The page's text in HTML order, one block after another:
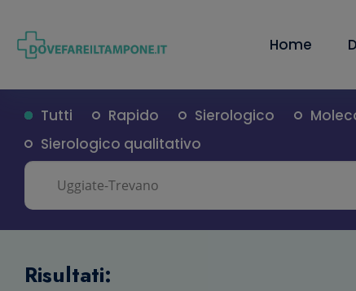
Home
Tutti Rapido Sierologico
Sierologico qualitativo
Risultati: